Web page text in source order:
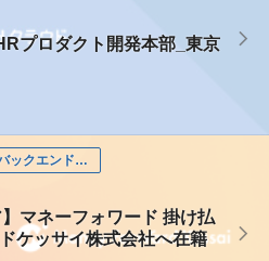
プロダクト開発本部_東京
バックエンドエンジニア
マネーフォワード 掛け払
ケッサイ株式会社へ在籍